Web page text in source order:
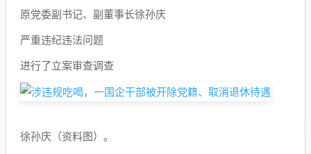
原党委副书记、副董事长徐孙庆
严重违纪违法问题
进行了立案审查调查
徐孙庆（资料图）。